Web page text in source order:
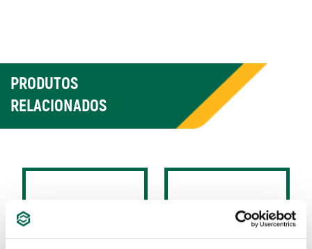
PRODUTOS
RELACIONADOS